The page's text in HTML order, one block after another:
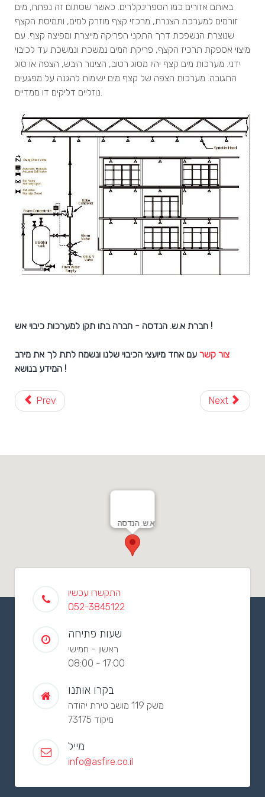
באותם אזורים כמו הספרינקלרים. כאשר שסתום זה נפתח, מים
זורמים למערכת הצנרת, מרכזי קצף מוזרק למים, ותמיסת הקצף
שנוצרת הנשפכת דרך התקני הפריקה מייצרת ומפיצה קצף. עם
מיצוי אספקת תרכיז הקצף, פריקת המים נמשכת ונמשכת עד לכיבוי
ידני. מערכות מים קצף יהיו מסוג רטוב, הצינור היבש, הצפה או סוג
התגובה. מערכות הצפה של קצף מים ישימות להגנה על מפגעים
חברת א.ש. הנדסה - חברה בתו תקן למערכות כיבוי אש !
צור קשר עם אחד מיועצי הכיבוי שלנו ונשמח לתת לך את מירב
המידע בנושא !
Prev Next
א.ש. הנדסה
התקשרו עכשיו
052-3845122
שעות פתיחה
ראשון - חמישי
08:00 - 17:00
בקרו אותנו
משק 119 מושב טירת יהודה
מיקוד 73175
מייל
info@asfire.co.il